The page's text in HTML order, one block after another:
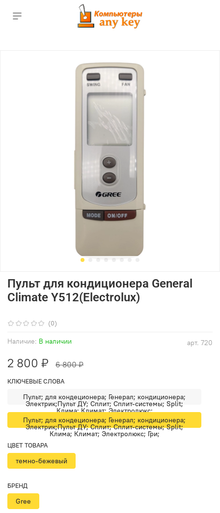
(0)
арт. 720
Наличие: В наличии
Пульт для кондиционера General
Climate Y512(Electrolux)
2 800 ₽ 6 800 ₽
КЛЮЧЕВЫЕ СЛОВА
Пульт; для кондеционера; Генерал; кондиционера;
Электрик;Пульт ДУ; Сплит; Сплит-системы; Split;
Клима; Климат; Электролюкс;
Пульт; для кондеционера; Генерал; кондиционера;
Электрик;Пульт ДУ; Сплит; Сплит-системы; Split;
Клима; Климат; Электролюкс; Гри;
ЦВЕТ ТОВАРА
темно-бежевый
БРЕНД
Gree